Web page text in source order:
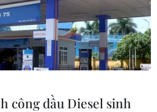
còn được biết tới với cái tên
trái phép các thành phần chế
Iraq.
công dầu Diesel sinh